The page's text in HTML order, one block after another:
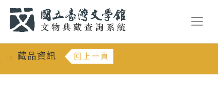
::: 藏品資訊 回上一頁